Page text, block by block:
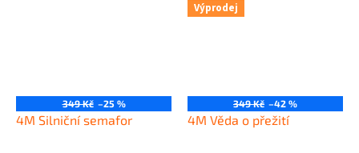
349 Kč –25 %
4M Silniční semafor
Výprodej
349 Kč –42 %
4M Věda o přežití